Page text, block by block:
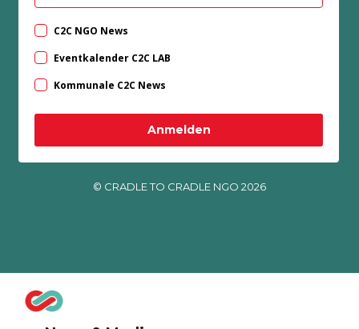
C2C NGO News
Eventkalender C2C LAB
Kommunale C2C News
Anmelden
© CRADLE TO CRADLE NGO 2026